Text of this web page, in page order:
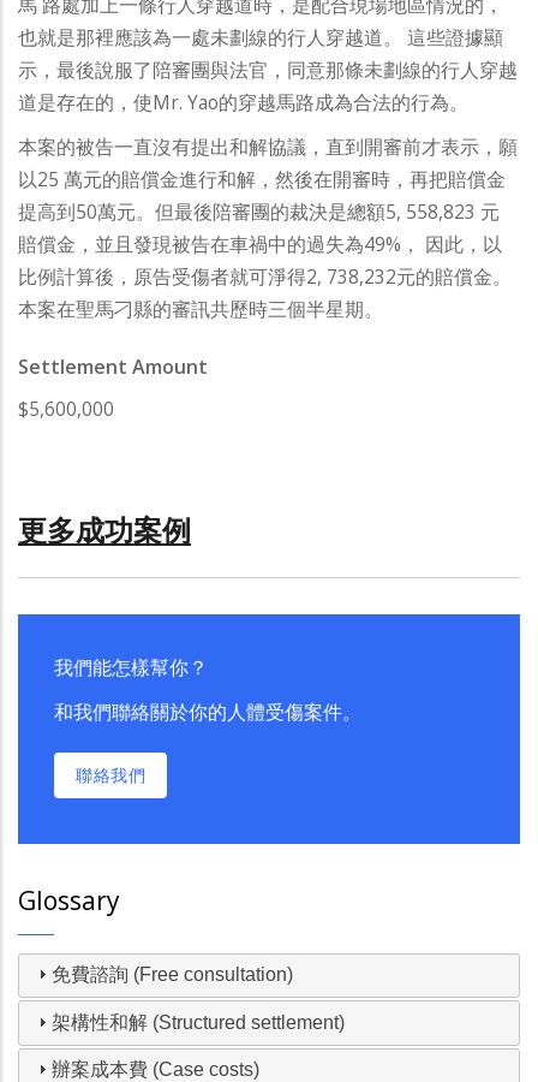
也就是那裡應該為一處未劃線的行人穿越道。 這些證據顯
示，最後說服了陪審團與法官，同意那條未劃線的行人穿越
道是存在的，使Mr. Yao的穿越馬路成為合法的行為。
本案的被告一直沒有提出和解協議，直到開審前才表示，願
以25 萬元的賠償金進行和解，然後在開審時，再把賠償金
提高到50萬元。但最後陪審團的裁決是總額5, 558,823 元
賠償金，並且發現被告在車禍中的過失為49%， 因此，以
比例計算後，原告受傷者就可淨得2, 738,232元的賠償金。
本案在聖馬刁縣的審訊共歷時三個半星期。
Settlement Amount
$5,600,000
更多成功案例
我們能怎樣幫你？
和我們聯絡關於你的人體受傷案件。
聯絡我們
Glossary
免費諮詢 (Free consultation)
架構性和解 (Structured settlement)
辦案成本費 (Case costs)